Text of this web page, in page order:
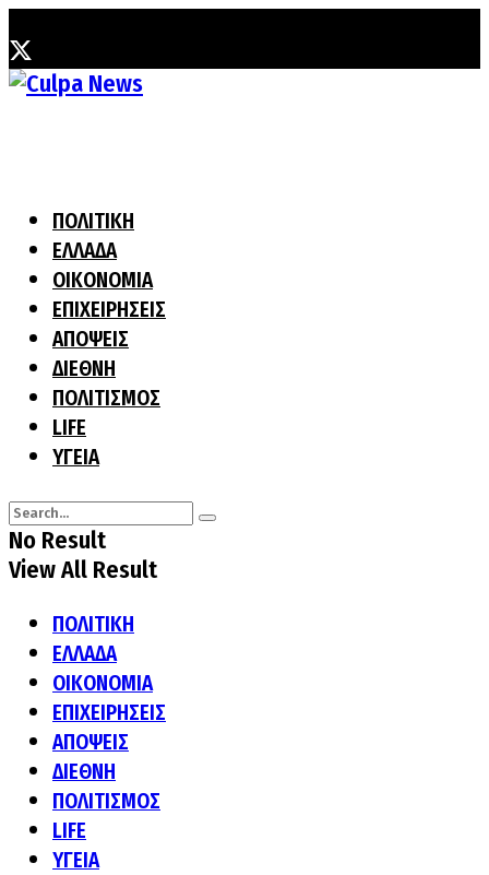
ΠΟΛΙΤΙΚΗ
ΕΛΛΑΔΑ
ΟΙΚΟΝΟΜΙΑ
ΕΠΙΧΕΙΡΗΣΕΙΣ
ΑΠΟΨΕΙΣ
ΔΙΕΘΝΗ
ΠΟΛΙΤΙΣΜΟΣ
LIFE
ΥΓΕΙΑ
No Result
View All Result
ΠΟΛΙΤΙΚΗ
ΕΛΛΑΔΑ
ΟΙΚΟΝΟΜΙΑ
ΕΠΙΧΕΙΡΗΣΕΙΣ
ΑΠΟΨΕΙΣ
ΔΙΕΘΝΗ
ΠΟΛΙΤΙΣΜΟΣ
LIFE
ΥΓΕΙΑ